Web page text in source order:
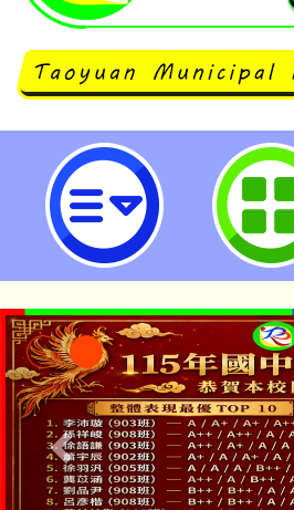
桃園市立瑞坪國民中
「本色祭」
場熱烈登場!
8/21下午1
YOUNG桃